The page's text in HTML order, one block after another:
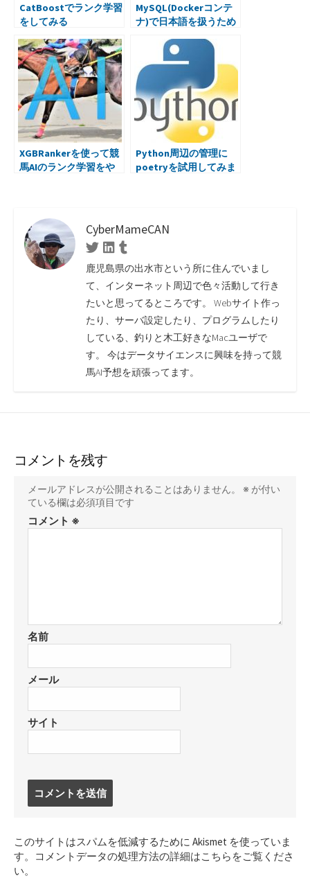
CatBoostでランク学習
をしてみる
MySQL(Dockerコンテ
ナ)で日本語を扱うため
XGBRankerを使って競
馬AIのランク学習をや
Python周辺の管理に
poetryを試用してみま
CyberMameCAN
TwitterLinkedin
鹿児島県の出水市という所に住んでいまし
て、インターネット周辺で色々活動して行き
たいと思ってるところです。 Webサイト作っ
たり、サーバ設定したり、プログラムしたり
している、釣りと木工好きなMacユーザで
す。 今はデータサイエンスに興味を持って競
馬AI予想を頑張ってます。
コメントを残す
メールアドレスが公開されることはありません。 ※ が付い
ている欄は必須項目です
コメント ※
名前
メール
サイト
す
る
このサイトはスパムを低減するために Akismet を使っていま
す。
コメントデータの処理方法の詳細はこちらをご覧くださ
い。